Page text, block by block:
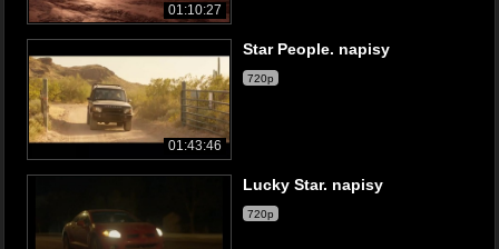
01:10:27
01:43:46
Star People. napisy
720p
Lucky Star. napisy
720p